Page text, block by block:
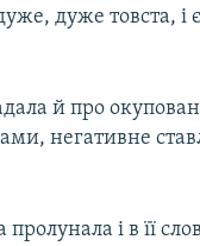
дуже товста, і
й про
негативне
і в її